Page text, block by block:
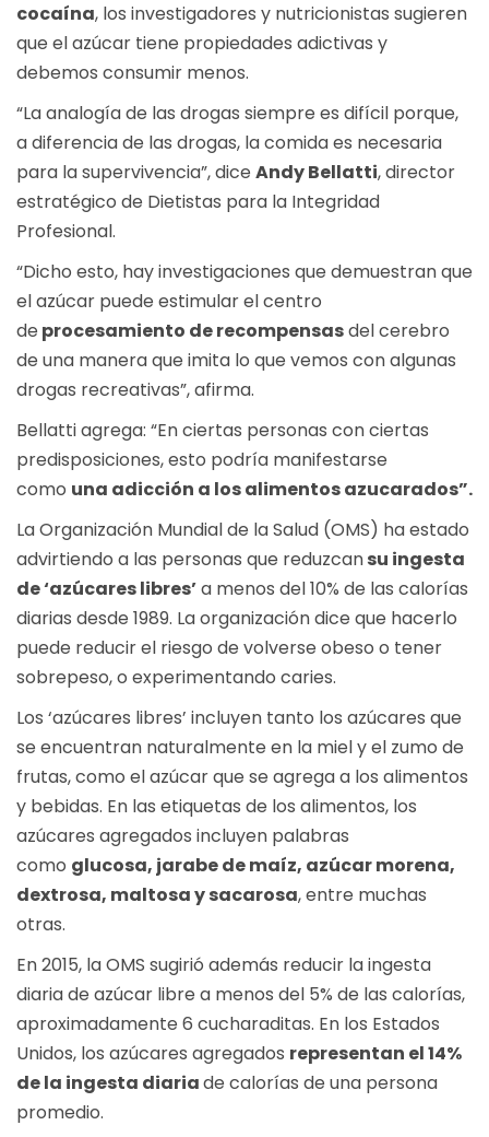
cocaína, los investigadores y nutricionistas sugieren
que el azúcar tiene propiedades adictivas y
debemos consumir menos.
“La analogía de las drogas siempre es difícil porque,
a diferencia de las drogas, la comida es necesaria
para la supervivencia”, dice Andy Bellatti, director
estratégico de Dietistas para la Integridad
Profesional.
“Dicho esto, hay investigaciones que demuestran que
el azúcar puede estimular el centro
de procesamiento de recompensasdel cerebro
de una manera que imita lo que vemos con algunas
drogas recreativas”, afirma.
Bellatti agrega: “En ciertas personas con ciertas
predisposiciones, esto podría manifestarse
como una adicción a los alimentos azucarados”.
La Organización Mundial de la Salud (OMS) ha estado
advirtiendo a las personas que reduzcansu ingesta
de ‘azúcares libres’a menos del 10% de las calorías
diarias desde 1989. La organización dice que hacerlo
puede reducir el riesgo de volverse obeso o tener
sobrepeso, o experimentando caries.
Los ‘azúcares libres’ incluyen tanto los azúcares que
se encuentran naturalmente en la miel y el zumo de
frutas, como el azúcar que se agrega a los alimentos
y bebidas. En las etiquetas de los alimentos, los
azúcares agregados incluyen palabras
como glucosa, jarabe de maíz, azúcar morena,
dextrosa, maltosa y sacarosa, entre muchas
otras.
En 2015, la OMS sugirió además reducir la ingesta
diaria de azúcar libre a menos del 5% de las calorías,
aproximadamente 6 cucharaditas. En los Estados
Unidos, los azúcares agregados representan el 14%
de la ingesta diariade calorías de una persona
promedio.